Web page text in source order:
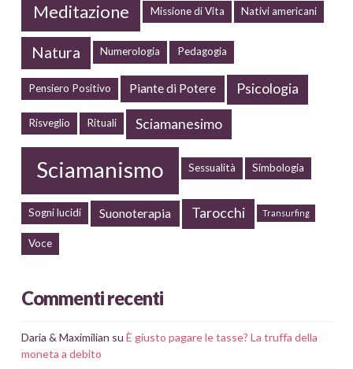
Meditazione Missione di Vita Nativi americani
Natura Numerologia Pedagogia
Pensiero Positivo Piante di Potere Psicologia
Risveglio Rituali Sciamanesimo
Sciamanismo Sessualità Simbologia
Sogni lucidi Suonoterapia Tarocchi Transurfing
Voce
Commenti recenti
Daria & Maximilian su È giusto pagare le tasse? La truffa della
moneta a debito